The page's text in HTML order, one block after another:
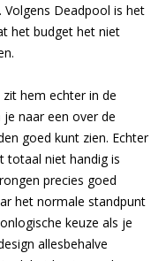
Volgens Deadpool is het
het budget het niet
hem echter in de
naar een over de
goed kunt zien. Echter
totaal niet handig is
precies goed
het normale standpunt
keuze als je
allesbehalve